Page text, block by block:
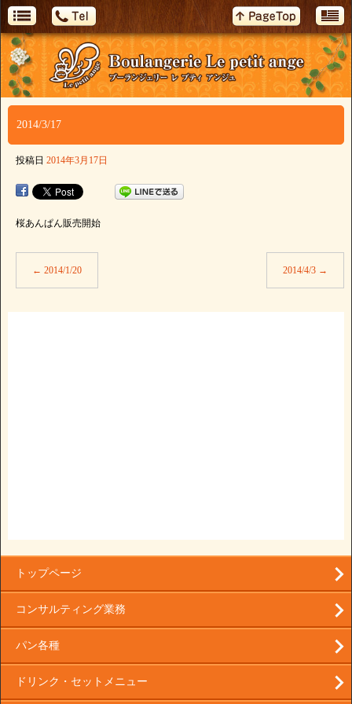
2014/3/17
投稿日 2014年3月17日
桜あんぱん販売開始
← 2014/1/20 2014/4/3 →
トップページ
コンサルティング業務
パン各種
ドリンク・セットメニュー